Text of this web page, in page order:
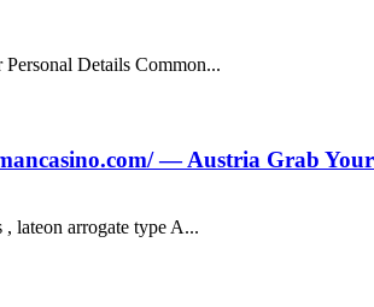
Details Common...
— Austria Grab
lateon arrogate type A...